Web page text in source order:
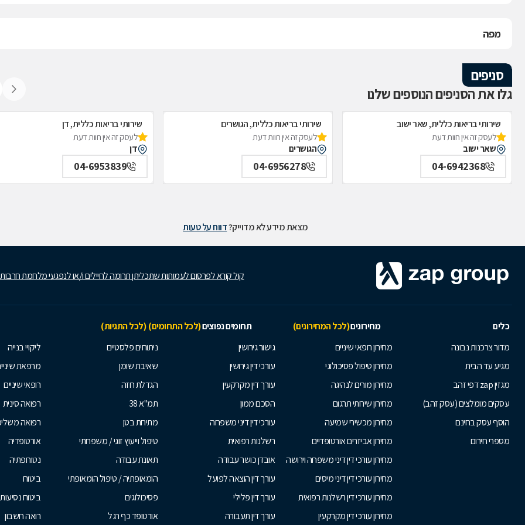
מפה
סניפים
גלו את הסניפים הנוספים שלנו
שירותי בריאות כללית, שאר ישוב
לעסק זה אין חוות דעת
שאר ישוב
04-6942368
שירותי בריאות כללית, הגושרים
לעסק זה אין חוות דעת
הגושרים
04-6956278
שירותי בריאות כללית, דן
לעסק זה אין חוות דעת
דן
04-6953839
מצאת מידע לא מדוייק?דווח על טעות
קול קורא לפרסום לעמותות שתכליתן תרומה לחיילים ו/או לנפגעי מלחמת
כלים מחירונים(לכל המחירונים) תחומים נפוצים(לכל התחומים) (לכל התגיות)
מדור צרכנות נבונה
מגיע עד הבית
מגזין zap דפי זהב
עסקים מומלצים (עסק זהב)
הוסף עסק בחינם
מספרי חירום
מחירון רופאי שיניים
מחירון טיפול פסיכולוגי
מחירון מורים לנהיגה
מחירון שירותי תרגום
מחירון מכשירי שמיעה
מחירון אביזרים אורטופדיים
מחירון עורכי דין דיני משפחה וירושה
מחירון עורכי דין דיני מיסים
מחירון עורכי דין רשלנות רפואית
מחירון עורכי דין מקרקעין
גישור גירושין
עורכי דין גירושין
עורך דין מקרקעין
הסכם ממון
עורכי דין דיני משפחה
רשלנות רפואית
אובדן כושר עבודה
עורך דין הוצאה לפועל
עורך דין פלילי
עורך דין תעבורה
ניתוחים פלסטיים
שאיבת שומן
הגדלת חזה
תמ"א 38
מתיחת בטן
טיפול וייעוץ זוגי / משפחתי
תאונת עבודה
הומאופתיה / טיפול הומאופתי
פסיכולוגים
אורטופד כף רגל
ליקויי בנייה
מרפאת
רופאי שיניים
רפואה סינית
רפואה
אורטופדיה
נטורופתיה
ביטוח
ביטוח
רואה חשבון